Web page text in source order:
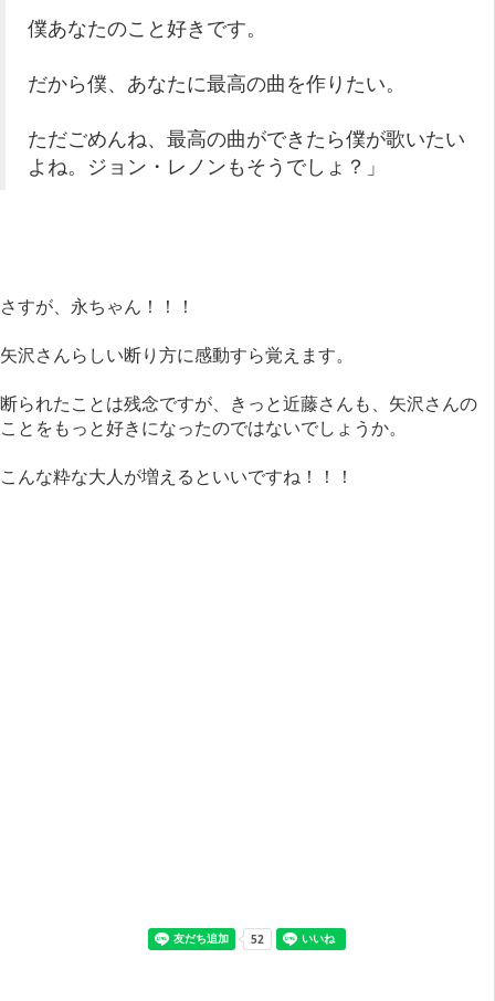
僕あなたのこと好きです。
だから僕、あなたに最高の曲を作りたい。
ただごめんね、最高の曲ができたら僕が歌いたい
よね。ジョン・レノンもそうでしょ？」
さすが、永ちゃん！！！
矢沢さんらしい断り方に感動すら覚えます。
断られたことは残念ですが、きっと近藤さんも、矢沢さんの
ことをもっと好きになったのではないでしょうか。
こんな粋な大人が増えるといいですね！！！